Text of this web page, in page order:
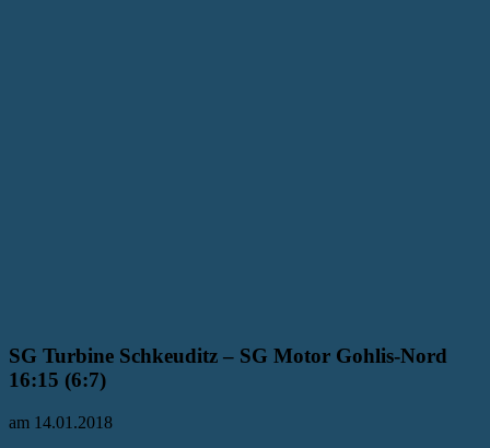
SG Turbine Schkeuditz – SG Motor Gohlis-Nord
16:15 (6:7)
am 14.01.2018